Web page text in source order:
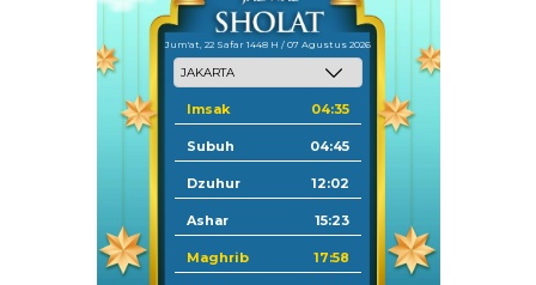
Jum'at, 22 Safar 1448 H / 07 Agustus 2026
Imsak 04:35
Subuh 04:45
Dzuhur 12:02
Ashar 15:23
Maghrib 17:58